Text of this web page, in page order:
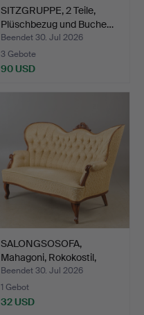
SITZGRUPPE, 2 Teile,
Plüschbezug und Buche…
Beendet 30. Jul 2026
3 Gebote
90 USD
SALONGSOSOFA,
Mahagoni, Rokokostil,
zweite…
Beendet 30. Jul 2026
1 Gebot
32 USD